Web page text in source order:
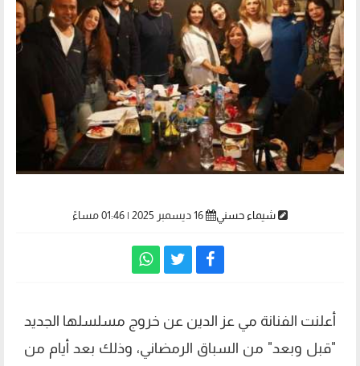
شيماء حسني
أعلنت الفنانة مي عز الدين عن خروج مسلسلها الجديد
"قبل وبعد" من السباق الرمضاني، وذلك بعد أيام من